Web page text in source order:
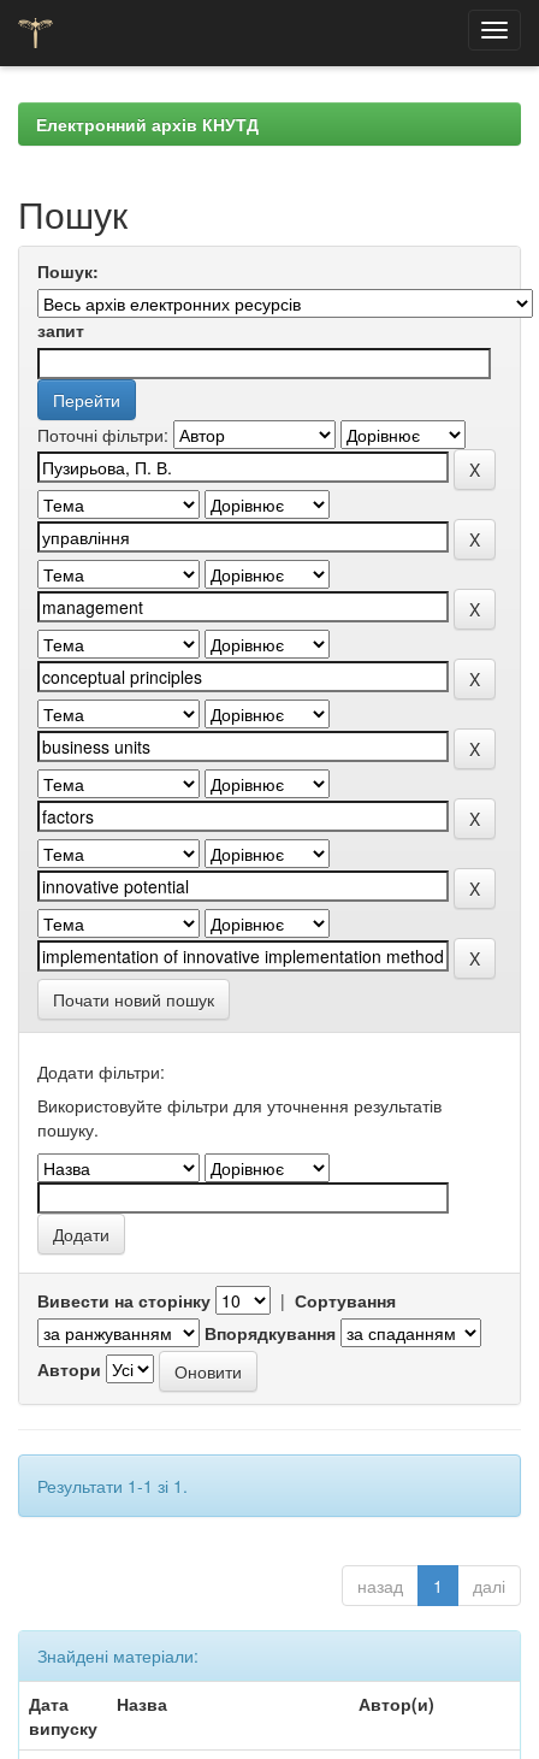
navigationЕлектронний архів КНУТД
Пошук
Пошук:
запит
Поточні фільтри:
Почати новий пошук
Додати фільтри:
Використовуйте фільтри для уточнення результатів
пошуку.
Вивести на сторінку | Сортування
Впорядкування
Автори
Результати 1-1 зі 1.
назад 1 далі
Знайдені матеріали:
Дата
випуску
Назва Автор(и)